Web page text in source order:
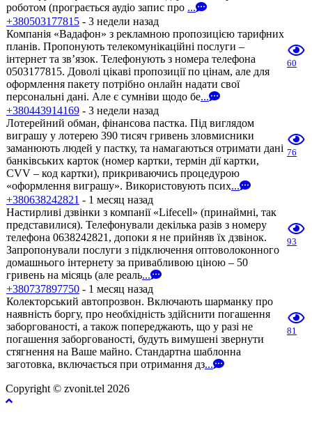
роботом (програється аудіо запис про ...
+380503177815 - 3 недели назад
Компанія «Вадафон» з рекламною пропозицією тарифних
планів. Пропонують телекомунікаційні послуги –
інтернет та зв’язок. Телефонують з номера телефона
0503177815. Доволі цікаві пропозиції по цінам, але для
оформлення пакету потрібно онлайн надати свої
персональні дані. Але є сумніви щодо бе...
60
+380443914169 - 3 недели назад
Лотерейний обман, фінансова пастка. Під виглядом
виграшу у лотерею 390 тисяч гривень зловмисники
заманюють людей у пастку, та намагаються отримати дані
банківських карток (номер картки, термін дії картки,
CVV – код картки), прикриваючись процедурою
«оформлення виграшу». Використовують псих...
76
+380638242821 - 1 месяц назад
Настирливі дзвінки з компанії «Lifecell» (принаймні, так
представилися). Телефонували декілька разів з номеру
телефона 0638242821, допоки я не прийняв їх дзвінок.
Запропонували послуги з підключення оптоволоконного
домашнього інтернету за привабливою ціною – 50
гривень на місяць (але реаль...
93
+380737897750 - 1 месяц назад
Колекторський автопрозвон. Включають шарманку про
наявність боргу, про необхідність здійснити погашення
заборгованості, а також попереджають, що у разі не
погашення заборгованості, будуть вимушені звернути
стягнення на Ваше майно. Стандартна шаблонна
заготовка, включається при отримання дз...
81
Copyright © zvonit.tel 2026